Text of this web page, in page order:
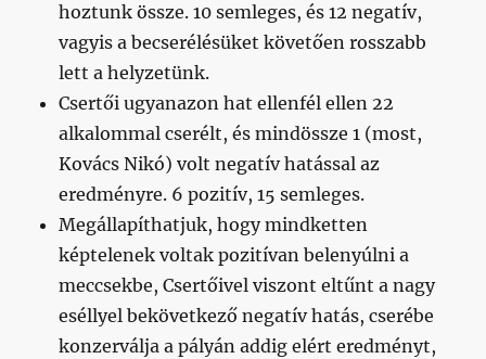
hoztunk össze. 10 semleges, és 12 negatív,
vagyis a becserélésüket követően rosszabb
lett a helyzetünk.
Csertői ugyanazon hat ellenfél ellen 22
alkalommal cserélt, és mindössze 1 (most,
Kovács Nikó) volt negatív hatással az
eredményre. 6 pozitív, 15 semleges.
Megállapíthatjuk, hogy mindketten
képtelenek voltak pozitívan belenyúlni a
meccsekbe, Csertőivel viszont eltűnt a nagy
eséllyel bekövetkező negatív hatás, cserébe
konzerválja a pályán addig elért eredményt,